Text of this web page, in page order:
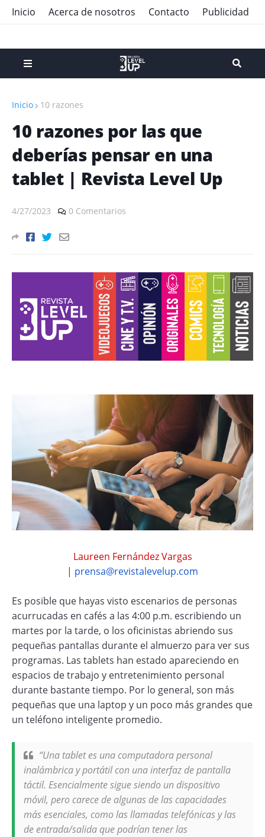
Inicio Acerca de nosotros Contacto Publicidad
Inicio 10 razones
10 razones por las que
deberías pensar en una
tablet | Revista Level Up
4/27/2023 0 Comentarios
Laureen Fernández Vargas
| prensa@revistalevelup.com
Es posible que hayas visto escenarios de personas
acurrucadas en cafés a las 4:00 p.m. escribiendo un
martes por la tarde, o los oficinistas abriendo sus
pequeñas pantallas durante el almuerzo para ver sus
programas. Las tablets han estado apareciendo en
espacios de trabajo y entretenimiento personal
durante bastante tiempo. Por lo general, son más
pequeñas que una laptop y un poco más grandes que
un teléfono inteligente promedio.
“Una tablet es una computadora personal
inalámbrica y portátil con una interfaz de pantalla
táctil. Esencialmente sigue siendo un dispositivo
móvil, pero carece de algunas de las capacidades
más esenciales, como las llamadas telefónicas y las
de entrada/salida que podrían tener las